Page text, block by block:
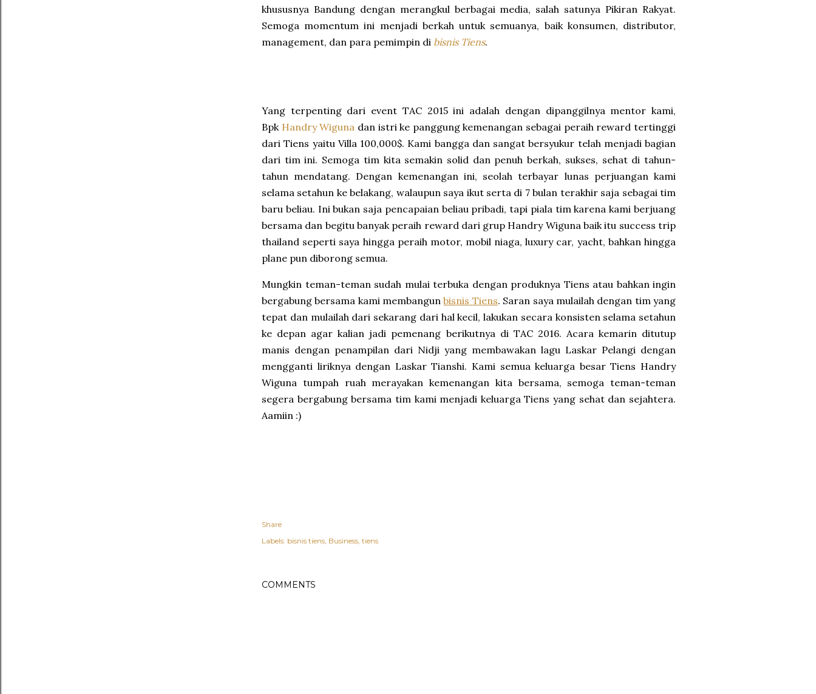
khususnya Bandung dengan merangkul berbagai media, salah satunya Pikiran Rakyat.
Semoga momentum ini menjadi berkah untuk semuanya, baik konsumen, distributor,
management, dan para pemimpin di bisnis Tiens.
Yang terpenting dari event TAC 2015 ini adalah dengan dipanggilnya mentor kami,
Bpk Handry Wiguna dan istri ke panggung kemenangan sebagai peraih reward tertinggi
dari ‪Tiens‬ yaitu Villa 100,000$. Kami bangga dan sangat bersyukur telah menjadi bagian
dari tim ini. Semoga tim kita semakin solid dan penuh berkah, sukses, sehat di tahun-
tahun mendatang. Dengan kemenangan ini, seolah terbayar lunas perjuangan kami
selama setahun ke belakang, walaupun saya ikut serta di 7 bulan terakhir saja sebagai tim
baru beliau. Ini bukan saja pencapaian beliau pribadi, tapi piala tim karena kami berjuang
bersama dan begitu banyak peraih reward dari grup Handry Wiguna baik itu success trip
thailand seperti saya hingga peraih motor, mobil niaga, luxury car, yacht, bahkan hingga
plane pun diborong semua.
Mungkin teman-teman sudah mulai terbuka dengan produknya Tiens atau bahkan ingin
bergabung bersama kami membangunbisnis Tiens. Saran saya mulailah dengan tim yang
tepat dan mulailah dari sekarang dari hal kecil, lakukan secara konsisten selama setahun
ke depan agar kalian jadi pemenang berikutnya di TAC 2016. Acara kemarin ditutup
manis dengan penampilan dari Nidji yang membawakan lagu Laskar Pelangi dengan
mengganti liriknya dengan Laskar Tianshi. Kami semua keluarga besar Tiens Handry
Wiguna tumpah ruah merayakan kemenangan kita bersama, semoga teman-teman
segera bergabung bersama tim kami menjadi keluarga Tiens yang sehat dan sejahtera.
Aamiin :)
Share
Labels: bisnis tiens Business tiens
COMMENTS